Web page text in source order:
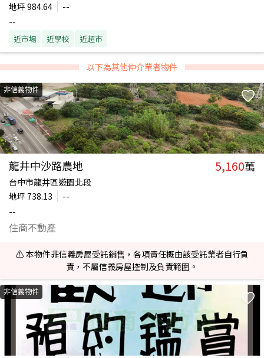
地坪 984.64
--
--
近市場 近學校 近超市
以下為其他仲介業者物件
非信義物件
龍井中沙路農地 5,160萬
台中市龍井區遊園北段
地坪 738.13
--
--
住商不動產
⚠️ 本物件非信義房屋受託銷售，各項責任概由該受託業者自行負
責，不屬信義房屋控制及負責範圍。
非信義物件